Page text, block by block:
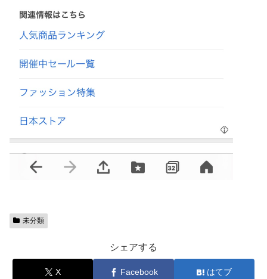
未分類
シェアする
X Facebook はてブ